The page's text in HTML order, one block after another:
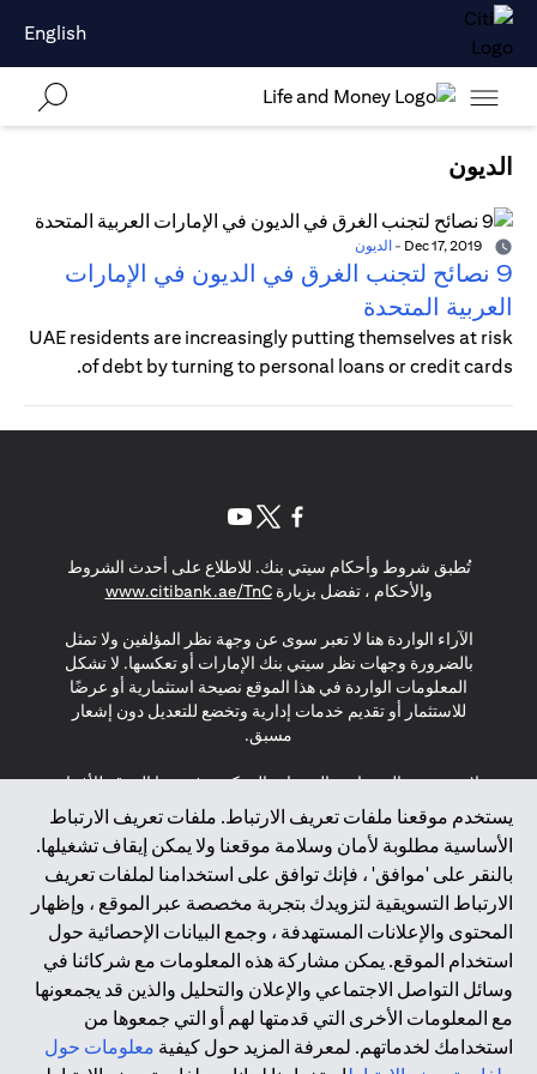
English
الديون
- الديون
9 نصائح لتجنب الغرق في الديون في الإمارات
العربية المتحدة
UAE residents are increasingly putting themselves at risk
of debt by turning to personal loans or credit cards.
يستخدم موقعنا ملفات تعريف الارتباط. ملفات تعريف الارتباط
الأساسية مطلوبة لأمان وسلامة موقعنا ولا يمكن إيقاف تشغيلها.
بالنقر على 'موافق' ، فإنك توافق على استخدامنا لملفات تعريف
الارتباط التسويقية لتزويدك بتجربة مخصصة عبر الموقع ، وإظهار
المحتوى والإعلانات المستهدفة ، وجمع البيانات الإحصائية حول
استخدام الموقع. يمكن مشاركة هذه المعلومات مع شركائنا في
وسائل التواصل الاجتماعي والإعلان والتحليل والذين قد يجمعونها
مع المعلومات الأخرى التي قدمتها لهم أو التي جمعوها من
استخدامك لخدماتهم. لمعرفة المزيد حول كيفية معلومات حول
تُطبق شروط وأحكام سيتي بنك. للاطلاع على أحدث الشروط
والأحكام ، تفضل بزيارةwww.citibank.ae/TnC
(opens in a new tab)
الآراء الواردة هنا لا تعبر سوى عن وجهة نظر المؤلفين ولا تمثل
بالضرورة وجهات نظر سيتي بنك الإمارات أو تعكسها. لا تشكل
المعلومات الواردة في هذا الموقع نصيحة استثمارية أو عرضًا
للاستثمار أو تقديم خدمات إدارية وتخضع للتعديل دون إشعار
مسبق.
لا يتم تقديم المنتجات والخدمات المذكورة في هذا الموقع للأفراد
المقيمين في الاتحاد الأوروبي أو المنطقة الاقتصادية الأوروبية أو
سويسرا أو غيرنسي أو جيرسي أو موناكو أو سان مارينو أو
الفاتيكان أو جزيرة مان أو المملكة المتحدة أو خصوصية البيانات
(لائحة حماية البيانات العامة \ قانون حماية البيانات الشخصية
العامة \ قانون خصوصية نيوزيلندا). المحتوى الموجود في هذه
الصفحة ليس ولا ينبغي تفسيره على أنه عرض أو دعوة أو دعوة
لشراء أو بيع أي من المنتجات والخدمات المذكورة هنا لمثل هؤلاء
الأفراد.
*GDPR – اللائحة العامة لحماية البيانات؛ * LGPD – Lei Geral de
Proteção de Dados Pessoais ; *NZPA – قانون الخصوصية